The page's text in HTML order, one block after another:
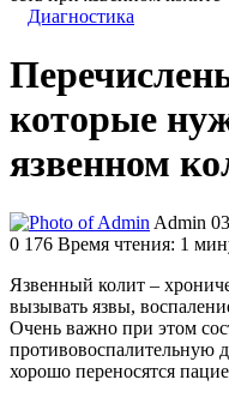
Диагностика
которые
язвенном
Admin
an
0 176 Время чтения: 1
Язвенный колит –
вызывать язвы,
Очень важно при этом
противовоспалительную
хорошо переносятся